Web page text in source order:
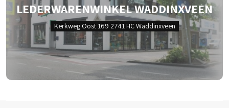
LEDERWARENWINKEL WADDINXVEEN
Kerkweg Oost 169 2741 HC Waddinxveen